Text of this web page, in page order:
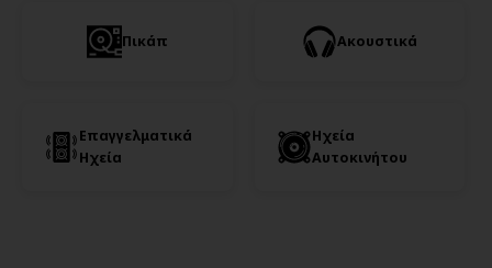
Πικάπ Ακουστικά
Επαγγελματικά
Ηχεία
Ηχεία
Αυτοκινήτου